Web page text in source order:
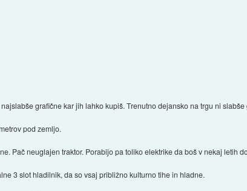
grafične kar jih lahko kupiš. Trenutno dejansko na trgu ni slabše
pod zemljo.
Pač neuglajen traktor. Porabijo pa toliko elektrike da boš v nekaj letih
3 slot hladilnik, da so vsaj približno kulturno tihe in hladne.